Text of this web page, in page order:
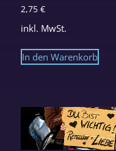
2,75€
inkl. MwSt.
In den Warenkorb